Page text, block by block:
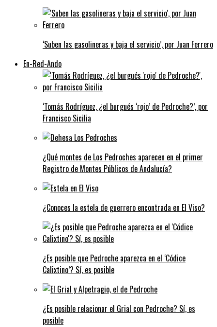
‘Suben las gasolineras y baja el servicio’, por Juan Ferrero
En-Red-Ando
‘Tomás Rodríguez, ¿el burgués ‘rojo’ de Pedroche?’, por
Francisco Sicilia
¿Qué montes de Los Pedroches aparecen en el primer
Registro de Montes Públicos de Andalucía?
¿Conoces la estela de guerrero encontrada en El Viso?
¿Es posible que Pedroche aparezca en el ‘Códice
Calixtino’? Sí, es posible
¿Es posible relacionar el Grial con Pedroche? Sí, es
posible